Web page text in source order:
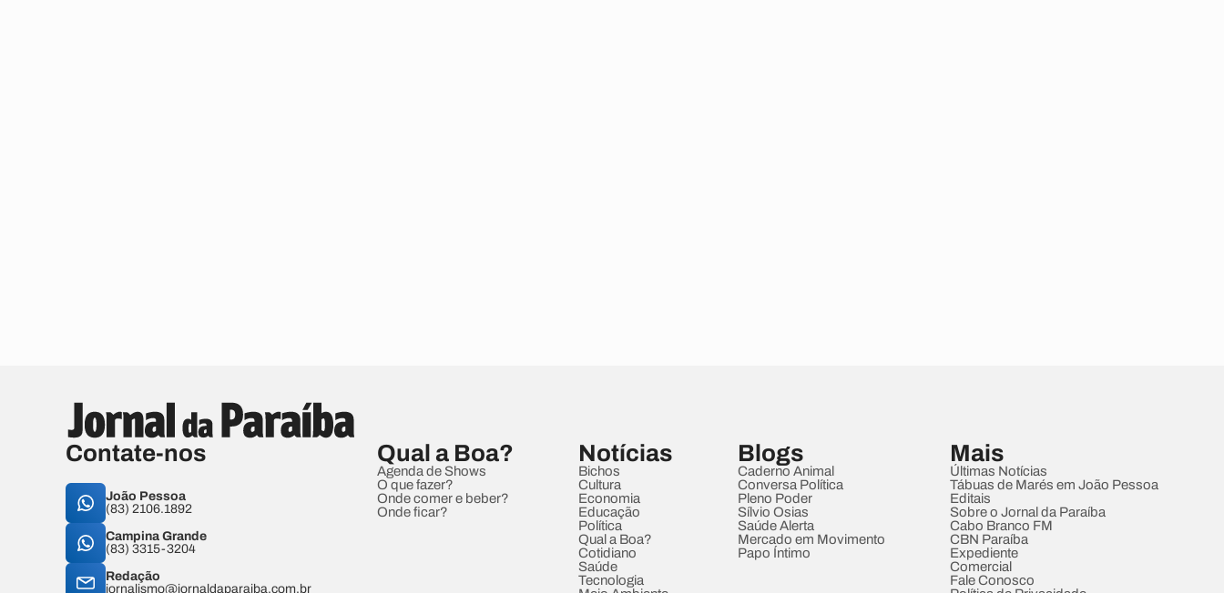
Contate-nos
João Pessoa
(83) 2106.1892
Campina Grande
(83) 3315-3204
Redação
jornalismo@jornaldaparaiba.com.br
Qual a Boa?
Agenda de Shows
O que fazer?
Onde comer e beber?
Onde ficar?
Notícias
Bichos
Cultura
Economia
Educação
Política
Qual a Boa?
Cotidiano
Saúde
Tecnologia
Blogs
Caderno Animal
Conversa Política
Pleno Poder
Sílvio Osias
Saúde Alerta
Mercado em Movimento
Papo Íntimo
Mais
Últimas Notícias
Tábuas de Marés em João Pessoa
Editais
Sobre o Jornal da Paraíba
Cabo Branco FM
CBN Paraíba
Expediente
Comercial
Fale Conosco